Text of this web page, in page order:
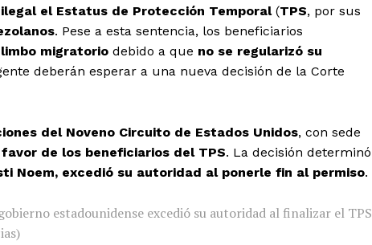
el Estatus de Protección Temporal(TPS, por sus
. Pese a esta sentencia, los beneficiarios
migratorio debido a que no se regularizó su
deberán esperar a una nueva decisión de la Corte
del Noveno Circuito de Estados Unidos, con sede
de los beneficiarios del TPS. La decisión determinó
Noem, excedió su autoridad al ponerle fin al permiso.
estadounidense excedió su autoridad al finalizar el TPS